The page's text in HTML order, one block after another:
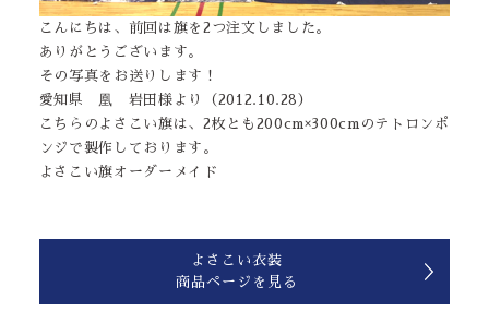
こんにちは、前回は旗を2つ注文しました。
ありがとうございます。
その写真をお送りします！
愛知県 凰 岩田様より（2012.10.28）
こちらのよさこい旗は、2枚とも200cm×300cmのテトロンポ
ンジで製作しております。
よさこい旗オーダーメイド
よさこい衣装
商品ページを見る